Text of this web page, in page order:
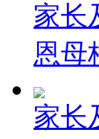
家长
恩母
家长